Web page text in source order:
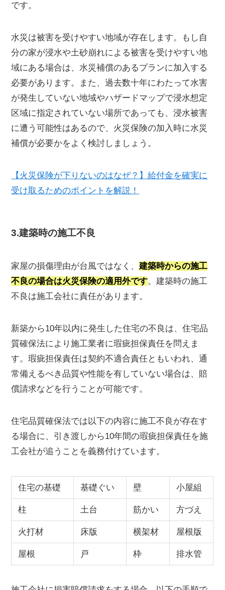
です。
水災は被害を受けやすい地域が存在します。もし自
分の家が浸水や土砂崩れによる被害を受けやすい地
域にある場合は、水災補償のあるプランに加入する
必要があります。また、過去数十年にわたって水害
が発生していない地域やハザードマップで浸水想定
区域に指定されていない場所であっても、浸水被害
に遭う可能性はあるので、火災保険の加入時に水災
補償が必要かをよく検討しましょう。
【火災保険が下りないのはなぜ？】給付金を確実に
受け取るためのポイントを解説！
3.建築時の施工不良
家屋の損傷理由が台風ではなく、建築時からの施工
不良の場合は火災保険の適用外です。建築時の施工
不良は施工会社に責任があります。
新築から10年以内に発生した住宅の不良は、住宅品
質確保法により施工業者に瑕疵担保責任を問えま
す。瑕疵担保責任は契約不適合責任ともいわれ、通
常備えるべき品質や性能を有していない場合は、賠
償請求などを行うことが可能です。
住宅品質確保法では以下の内容に施工不良が存在す
る場合に、引き渡しから10年間の瑕疵担保責任を施
工会社が追うことを義務付けています。
住宅の基礎 基礎ぐい 壁 小屋組
柱 土台 筋かい 方づえ
火打材 床版 横架材 屋根版
屋根 戸 枠 排水管